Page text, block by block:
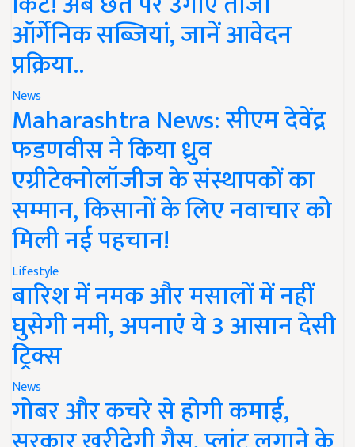
ऑर्गेनिक सब्जियां, जानें आवेदन
प्रक्रिया..
News
Maharashtra News: सीएम देवेंद्र
फडणवीस ने किया ध्रुव
एग्रीटेक्नोलॉजीज के संस्थापकों का
सम्मान, किसानों के लिए नवाचार को
मिली नई पहचान!
Lifestyle
बारिश में नमक और मसालों में नहीं
घुसेगी नमी, अपनाएं ये 3 आसान देसी
ट्रिक्स
News
गोबर और कचरे से होगी कमाई,